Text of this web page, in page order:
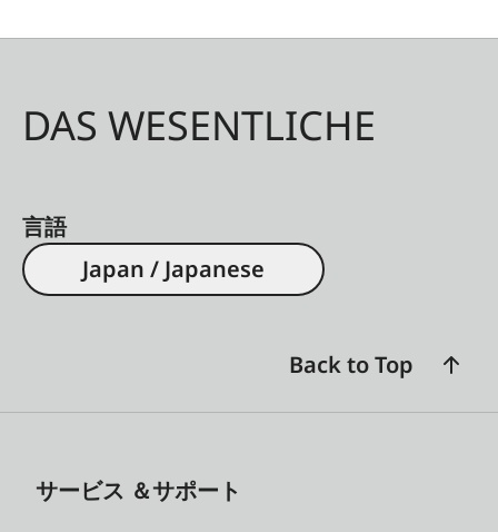
DAS WESENTLICHE
言語
Japan / Japanese
Back to Top
サービス ＆サポート